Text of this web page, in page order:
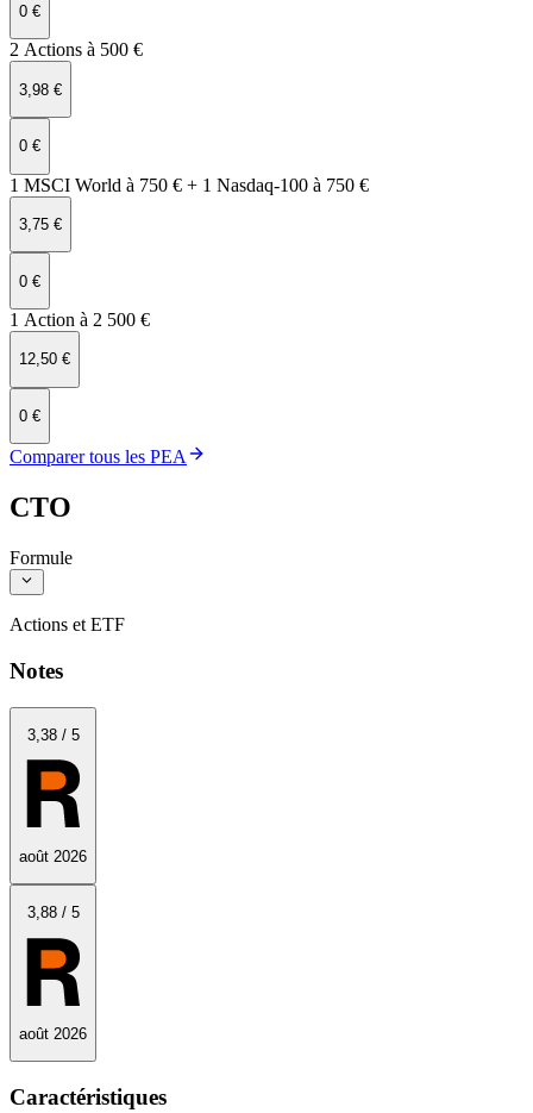
0 €
2 Actions à 500 €
3,98 €
0 €
1 MSCI World à 750 € + 1 Nasdaq‑100 à 750 €
3,75 €
0 €
1 Action à 2 500 €
12,50 €
0 €
Comparer tous les PEA
CTO
Formule
Actions et ETF
Notes
3,38/ 5
août 2026
3,88/ 5
août 2026
Caractéristiques